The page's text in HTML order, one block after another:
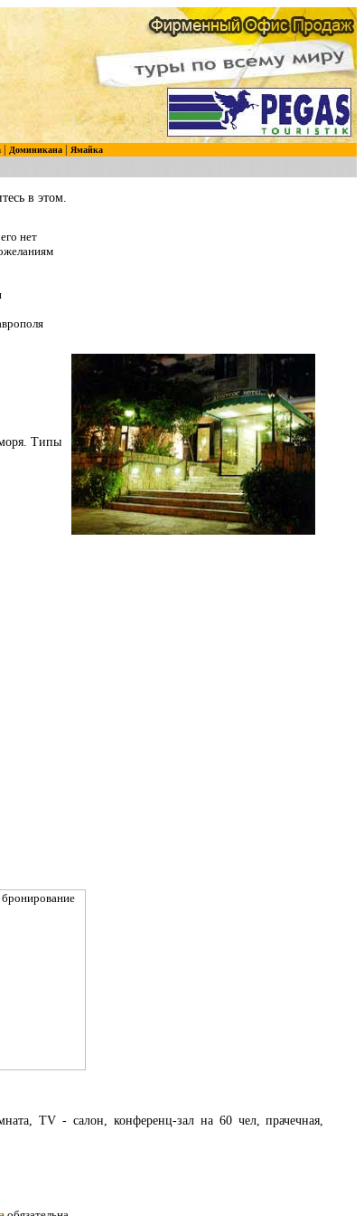
| Доминикана| Ямайка
в этом.
нет
Типы
TV - салон, конференц-зал на 60 чел, прачечная,